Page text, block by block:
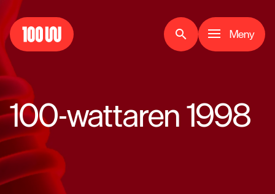
search Meny
100-wattaren 1998